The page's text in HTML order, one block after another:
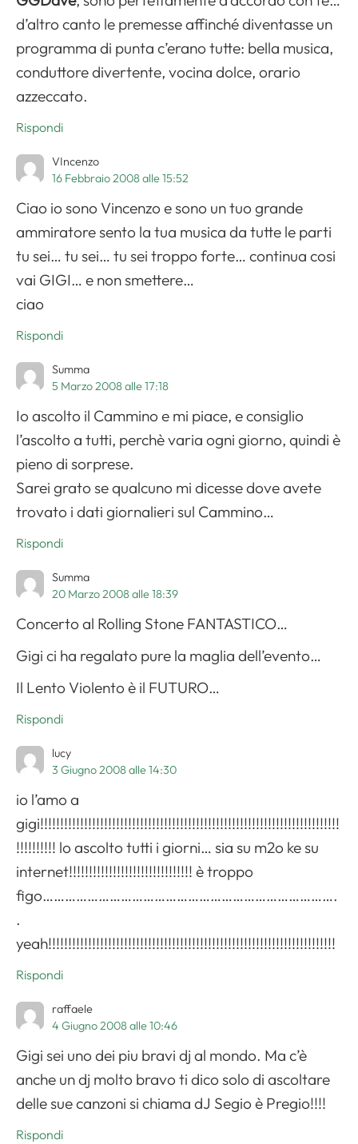
d’altro canto le premesse affinché diventasse un
programma di punta c’erano tutte: bella musica,
conduttore divertente, vocina dolce, orario
azzeccato.
Rispondi
VIncenzo
16 Febbraio 2008 alle 15:52
Ciao io sono Vincenzo e sono un tuo grande
ammiratore sento la tua musica da tutte le parti
tu sei… tu sei… tu sei troppo forte… continua cosi
vai GIGI… e non smettere…
ciao
Rispondi
Summa
5 Marzo 2008 alle 17:18
Io ascolto il Cammino e mi piace, e consiglio
l’ascolto a tutti, perchè varia ogni giorno, quindi è
pieno di sorprese.
Sarei grato se qualcuno mi dicesse dove avete
trovato i dati giornalieri sul Cammino…
Rispondi
Summa
20 Marzo 2008 alle 18:39
Concerto al Rolling Stone FANTASTICO…
Gigi ci ha regalato pure la maglia dell’evento…
Il Lento Violento è il FUTURO…
Rispondi
lucy
3 Giugno 2008 alle 14:30
io l’amo a
gigi!!!!!!!!!!!!!!!!!!!!!!!!!!!!!!!!!!!!!!!!!!!!!!!!!!!!!!!!!!!!!!!!!!!!!!!!!!!
!!!!!!!!!! lo ascolto tutti i giorni… sia su m2o ke su
internet!!!!!!!!!!!!!!!!!!!!!!!!!!!!!!! è troppo
figo…………………………………………………………………….
.
yeah!!!!!!!!!!!!!!!!!!!!!!!!!!!!!!!!!!!!!!!!!!!!!!!!!!!!!!!!!!!!!!!!!!!!!!!!
Rispondi
raffaele
4 Giugno 2008 alle 10:46
Gigi sei uno dei piu bravi dj al mondo. Ma c’è
anche un dj molto bravo ti dico solo di ascoltare
delle sue canzoni si chiama dJ Segio è Pregio!!!!
Rispondi
Apri il menu di navigazione